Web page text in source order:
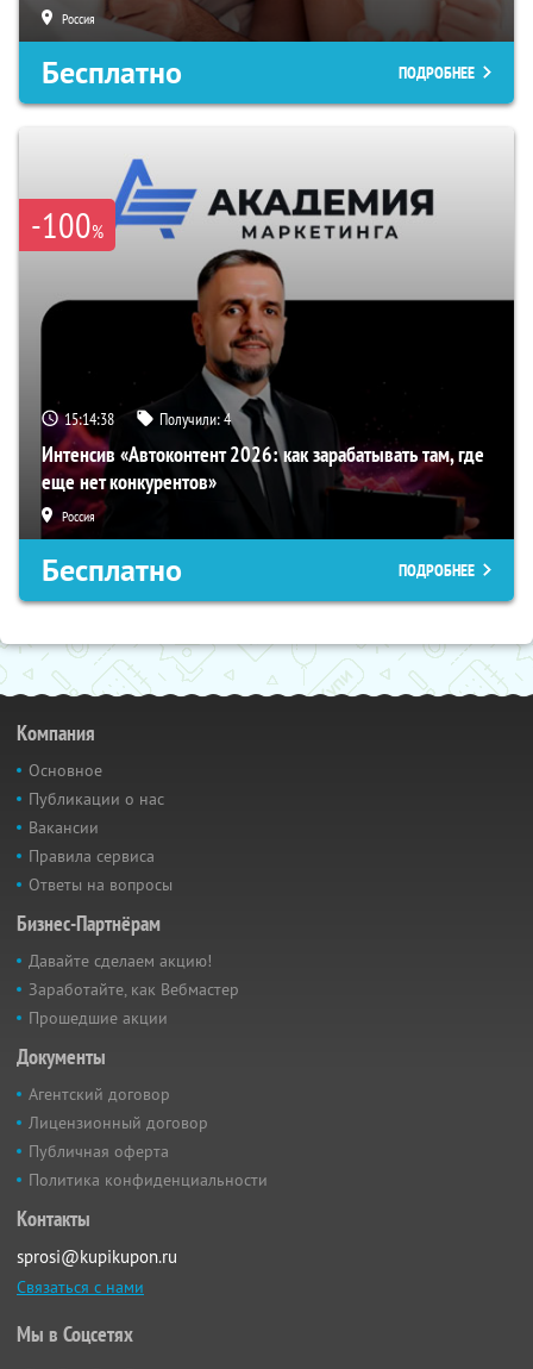
Россия
Бесплатно ПОДРОБНЕЕ
-100%
15:14:37 Получили:4
Интенсив «Автоконтент 2026: как зарабатывать там, где
еще нет конкурентов»
Россия
Бесплатно ПОДРОБНЕЕ
Компания
Основное
Публикации о нас
Вакансии
Правила сервиса
Ответы на вопросы
Бизнес-Партнёрам
Давайте сделаем акцию!
Заработайте, как Вебмастер
Прошедшие акции
Документы
Агентский договор
Лицензионный договор
Публичная оферта
Политика конфиденциальности
Контакты
sprosi@kupikupon.ru
Связаться с нами
Мы в Соцсетях